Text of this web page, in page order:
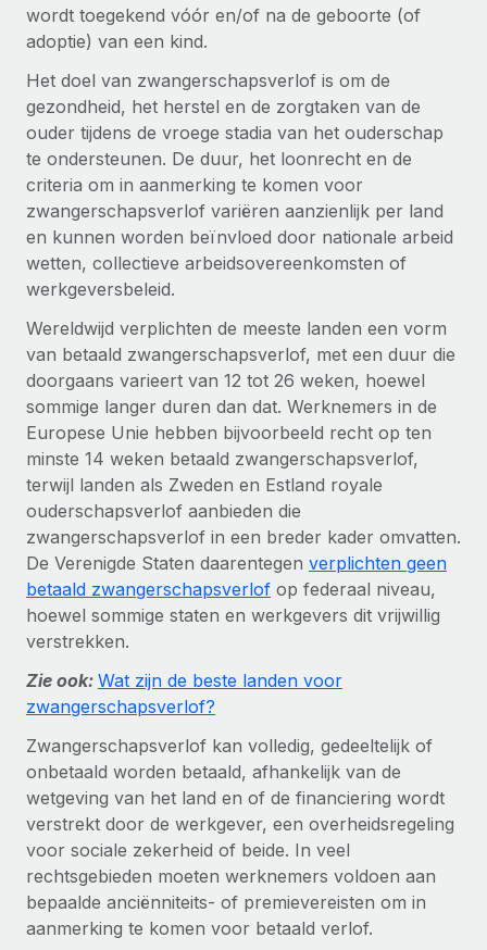
Zzp'ers internationaal onboarden en beheren
PEO
Ingewikkelde HR-taken eenvoudig uitbesteden
INFRASTRUCTUUR
Remote Embedded
HR naadloos in workflows integreren
Platform
Ingebouwde essentiële HR-functies voor je team
Verbinden Nieuw
AI-tools koppelen aan Remote met onze MCP
Integraties
Processen stroomlijnen met essentiële zakelijke tools
DIENSTEN
Vraag een expert
Krijg hulp van global HR- en juridische experts
Achtergrondonderzoek
Vereenvoudig het screeningsproces van
Compliance Watchtower
Blijf compliance-risico's voor
Apparaatbeheer
Lever en track wereldwijd IT-middelen
Entiteiten oprichten
Stel snel compliant entiteiten op
Mobiliteit en overplaatsing
Start-ups
Flexibele global HR en payroll solutions voor groeiende
Mid-market
Teams uitbreiden met HR solutions op maat
Enterprise
Global HR voor grote bedrijven
WERK MET ONS SAMEN
Strategische technologiepartners
Integreer global HR flexibel in je platform
Een partner worden
Ontdek hoe je met ons kunt samenwerken
Remote Build Binnenkort beschikbaar
Integraties en advies over AI-automatiseringen
CASESTUDY'S
Betalingscalculator voor zzp'ers
Ontdek valuta-opties en betaalsnelheden voor
LEREN MET REMOTE
Onderzoek en gidsen
Casestudy's
HR-woordenlijst
Bibliotheek met functiebeschrijvingen
Webinars
Evenementen
Newsroom
Inzicht in salaris en talent
Inzichtencentrum
Support
Global Payroll
EOR en PEO
Contractor Management
Belastingen
Nederlands
Français
Deutsch
Português (Portugal)
日本語
한국어
中文（简体）
wordt toegekend vóór en/of na de geboorte (of
adoptie) van een kind.
Het doel van zwangerschapsverlof is om de
gezondheid, het herstel en de zorgtaken van de
ouder tijdens de vroege stadia van het ouderschap
te ondersteunen. De duur, het loonrecht en de
criteria om in aanmerking te komen voor
zwangerschapsverlof variëren aanzienlijk per land
en kunnen worden beïnvloed door nationale arbeid
wetten, collectieve arbeidsovereenkomsten of
werkgeversbeleid.
Wereldwijd verplichten de meeste landen een vorm
van betaald zwangerschapsverlof, met een duur die
doorgaans varieert van 12 tot 26 weken, hoewel
sommige langer duren dan dat. Werknemers in de
Europese Unie hebben bijvoorbeeld recht op ten
minste 14 weken betaald zwangerschapsverlof,
terwijl landen als Zweden en Estland royale
ouderschapsverlof aanbieden die
zwangerschapsverlof in een breder kader omvatten.
De Verenigde Staten daarentegen verplichten geen
betaald zwangerschapsverlof op federaal niveau,
hoewel sommige staten en werkgevers dit vrijwillig
verstrekken.
Zie ook: Wat zijn de beste landen voor
zwangerschapsverlof?
Zwangerschapsverlof kan volledig, gedeeltelijk of
onbetaald worden betaald, afhankelijk van de
wetgeving van het land en of de financiering wordt
verstrekt door de werkgever, een overheidsregeling
voor sociale zekerheid of beide. In veel
rechtsgebieden moeten werknemers voldoen aan
bepaalde anciënniteits- of premievereisten om in
aanmerking te komen voor betaald verlof.